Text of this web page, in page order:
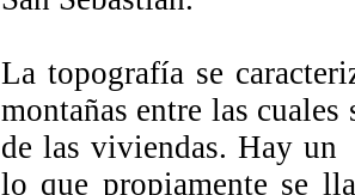
La topografía se
montañas entre las
de las viviendas. Hay un
lo que propiamente se